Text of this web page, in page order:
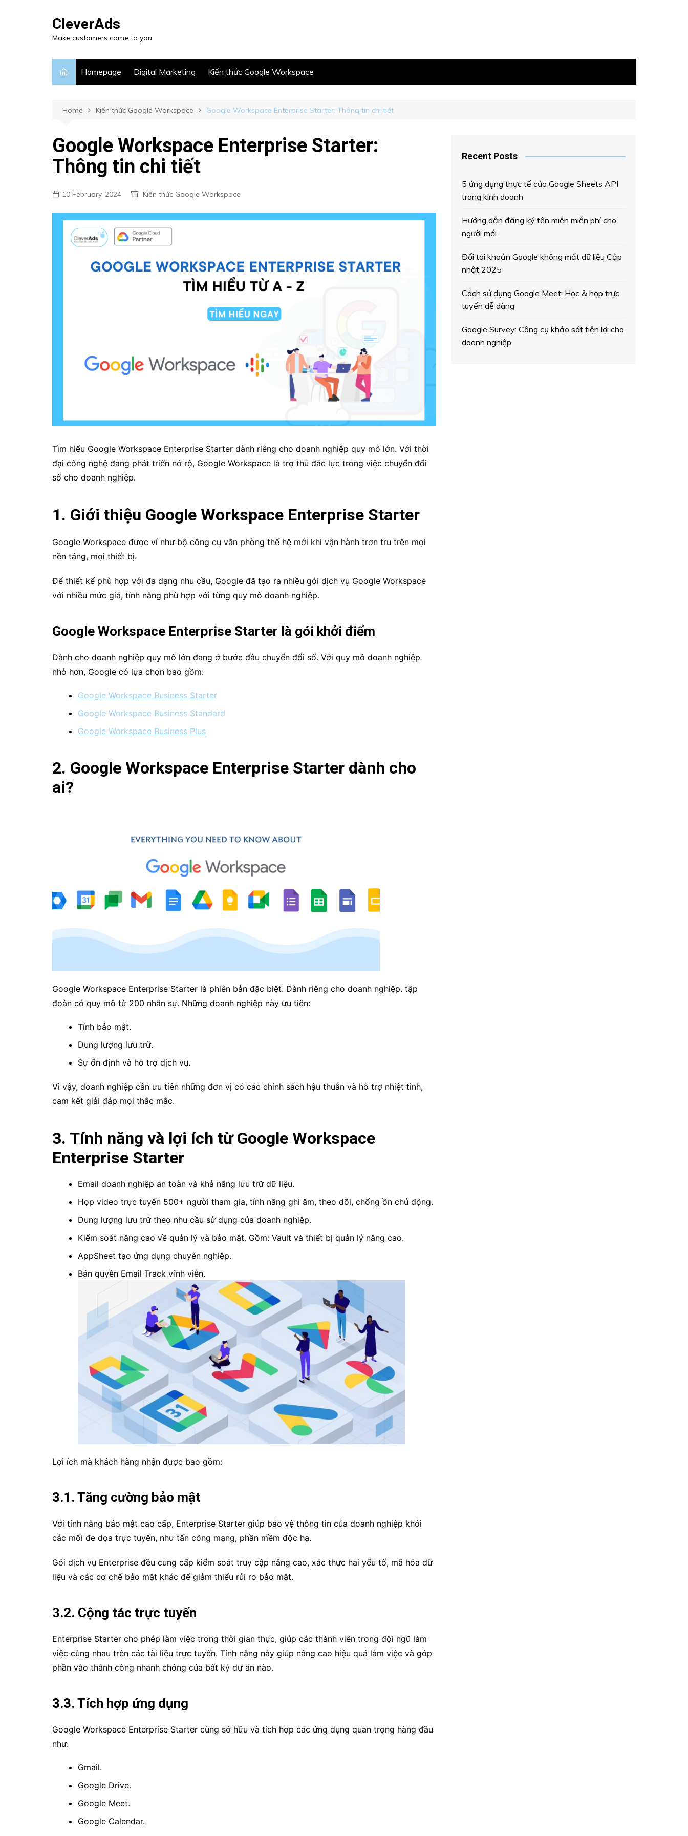
CleverAds
Make customers come to you
Homepage Digital Marketing Kiến thức Google Workspace
Home Kiến thức Google Workspace Google Workspace Enterprise Starter: Thông tin chi tiết
Google Workspace Enterprise Starter:
Thông tin chi tiết
10 February, 2024 Kiến thức Google Workspace
Tìm hiểu Google Workspace Enterprise Starter dành riêng cho doanh nghiệp quy mô lớn. Với thời
đại công nghệ đang phát triển nở rộ, Google Workspace là trợ thủ đắc lực trong việc chuyển đổi
số cho doanh nghiệp.
1. Giới thiệu Google Workspace Enterprise Starter
Google Workspace được ví như bộ công cụ văn phòng thế hệ mới khi vận hành trơn tru trên mọi
nền tảng, mọi thiết bị.
Để thiết kế phù hợp với đa dạng nhu cầu, Google đã tạo ra nhiều gói dịch vụ Google Workspace
với nhiều mức giá, tính năng phù hợp với từng quy mô doanh nghiệp.
Google Workspace Enterprise Starter là gói khởi điểm
Dành cho doanh nghiệp quy mô lớn đang ở bước đầu chuyển đổi số. Với quy mô doanh nghiệp
nhỏ hơn, Google có lựa chọn bao gồm:
Google Workspace Business Starter
Google Workspace Business Standard
Google Workspace Business Plus
2. Google Workspace Enterprise Starter dành cho
ai?
Google Workspace Enterprise Starter là phiên bản đặc biệt. Dành riêng cho doanh nghiệp. tập
đoàn có quy mô từ 200 nhân sự. Những doanh nghiệp này ưu tiên:
Tính bảo mật.
Dung lượng lưu trữ.
Sự ổn định và hỗ trợ dịch vụ.
Vì vậy, doanh nghiệp cần ưu tiên những đơn vị có các chính sách hậu thuẫn và hỗ trợ nhiệt tình,
cam kết giải đáp mọi thắc mắc.
3. Tính năng và lợi ích từ Google Workspace
Enterprise Starter
Email doanh nghiệp an toàn và khả năng lưu trữ dữ liệu.
Họp video trực tuyến 500+ người tham gia, tính năng ghi âm, theo dõi, chống ồn chủ động.
Dung lượng lưu trữ theo nhu cầu sử dụng của doanh nghiệp.
Kiểm soát nâng cao về quản lý và bảo mật. Gồm: Vault và thiết bị quản lý nâng cao.
AppSheet tạo ứng dụng chuyên nghiệp.
Bản quyền Email Track vĩnh viễn.
Lợi ích mà khách hàng nhận được bao gồm:
3.1. Tăng cường bảo mật
Với tính năng bảo mật cao cấp, Enterprise Starter giúp bảo vệ thông tin của doanh nghiệp khỏi
các mối đe dọa trực tuyến, như tấn công mạng, phần mềm độc hạ.
Gói dịch vụ Enterprise đều cung cấp kiểm soát truy cập nâng cao, xác thực hai yếu tố, mã hóa dữ
liệu và các cơ chế bảo mật khác để giảm thiểu rủi ro bảo mật.
3.2. Cộng tác trực tuyến
Enterprise Starter cho phép làm việc trong thời gian thực, giúp các thành viên trong đội ngũ làm
việc cùng nhau trên các tài liệu trực tuyến. Tính năng này giúp nâng cao hiệu quả làm việc và góp
phần vào thành công nhanh chóng của bất ký dự án nào.
3.3. Tích hợp ứng dụng
Google Workspace Enterprise Starter cũng sở hữu và tích hợp các ứng dụng quan trọng hàng đầu
như:
Gmail.
Google Drive.
Google Meet.
Google Calendar.
Recent Posts
5 ứng dụng thực tế của Google Sheets API
trong kinh doanh
Hướng dẫn đăng ký tên miền miễn phí cho
người mới
Đổi tài khoản Google không mất dữ liệu Cập
nhật 2025
Cách sử dụng Google Meet: Học & họp trực
tuyến dễ dàng
Google Survey: Công cụ khảo sát tiện lợi cho
doanh nghiệp